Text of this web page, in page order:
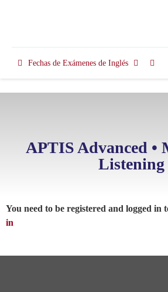
Fechas de Exámenes de Inglés
APTIS Advanced •
Listening
You need to be registered and logged in
in